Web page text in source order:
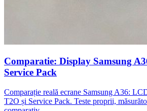
Comparatie: Display Samsung
Service Pack
Comparație reală ecrane Samsung A36:
T2O și Service Pack. Teste proprii,